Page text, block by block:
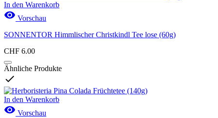
In den Warenkorb
 Vorschau
SONNENTOR Himmlischer Christkindl Tee lose (60g)
CHF 6.00
Ähnliche Produkte

In den Warenkorb
 Vorschau